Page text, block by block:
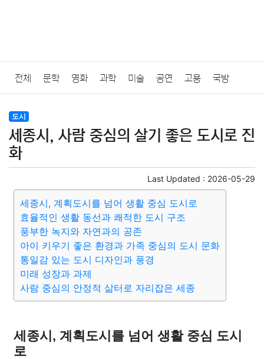
전체 문학 영화 과학 미술 공연 고용 국방
법률
질병 가요 방송 일상 주식 암호화폐 블록체인
미용 증권 인테리어
요리 상품리뷰 원예 금융 게임 스포츠
대출 자동차 취미 여행 맛집 IT 컴퓨터
종교 사회 정치
부동산 외국어 교육 교통 생활 기타
도시
세종시, 사람 중심의 살기 좋은 도시로 진
화
Last Updated : 2026-05-29
세종시, 계획도시를 넘어 생활 중심 도시로
효율적인 생활 동선과 쾌적한 도시 구조
풍부한 녹지와 자연과의 공존
아이 키우기 좋은 환경과 가족 중심의 도시 문화
통일감 있는 도시 디자인과 풍경
미래 성장과 과제
사람 중심의 안정적 삶터로 자리잡은 세종
세종시, 계획도시를 넘어 생활 중심 도시
로